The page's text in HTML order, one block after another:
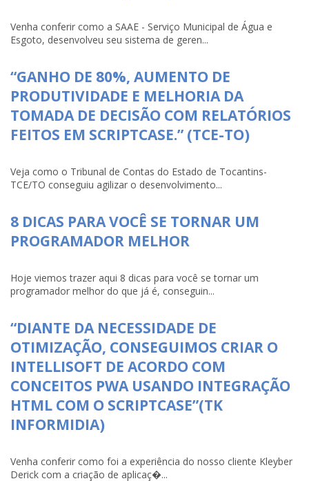
Venha conferir como a SAAE - Serviço Municipal de Água e
Esgoto, desenvolveu seu sistema de geren...
“GANHO DE 80%, AUMENTO DE
PRODUTIVIDADE E MELHORIA DA
TOMADA DE DECISÃO COM RELATÓRIOS
FEITOS EM SCRIPTCASE.” (TCE-TO)
Veja como o Tribunal de Contas do Estado de Tocantins-
TCE/TO conseguiu agilizar o desenvolvimento...
8 DICAS PARA VOCÊ SE TORNAR UM
PROGRAMADOR MELHOR
Hoje viemos trazer aqui 8 dicas para você se tornar um
programador melhor do que já é, conseguin...
“DIANTE DA NECESSIDADE DE
OTIMIZAÇÃO, CONSEGUIMOS CRIAR O
INTELLISOFT DE ACORDO COM
CONCEITOS PWA USANDO INTEGRAÇÃO
HTML COM O SCRIPTCASE”(TK
INFORMIDIA)
Venha conferir como foi a experiência do nosso cliente Kleyber
Derick com a criação de aplicaç�...